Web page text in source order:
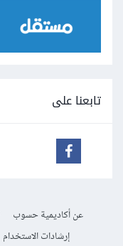
تابعنا على
عن أكاديمية حسوب
إرشادات الاستخدام